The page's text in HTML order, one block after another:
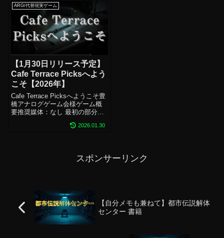
ARG/代替現実ゲーム
【1月30日リリース予定】
Cafe Terrace Picksへよう
こそ【2026年】
Cafe Terrace Picksへようこそ豊
橋アナログゲーム会様ゲーム概
要推奨媒体：なし 最初の部分だ
ページ数：記載なし（15分～と
2026.01.30
スポンサーリンク
【自分メモも兼ねて】都市伝説解体
センター 書籍